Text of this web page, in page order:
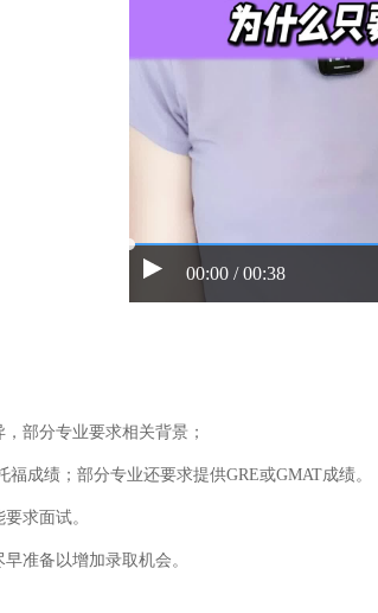
00:00 / 00:38
部分专业要求相关背景；
成绩；部分专业还要求提供GRE或GMAT成绩。
求面试。
准备以增加录取机会。